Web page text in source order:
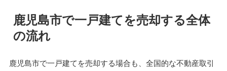
鹿児島市で一戸建てを売却する全体
の流れ
鹿児島市で一戸建てを売却する場合も、全国的な不動産取引